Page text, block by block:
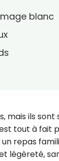
blanc
ils sont
tout à fait
repas
légèreté,